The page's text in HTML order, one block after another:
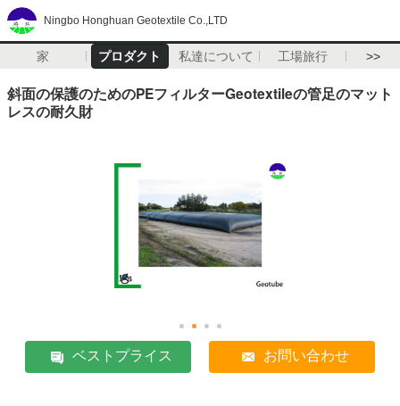
Ningbo Honghuan Geotextile Co.,LTD
家 プロダクト 私達について 工場旅行 >>
斜面の保護のためのPEフィルターGeotextileの管足のマット
レスの耐久財
ベストプライス お問い合わせ